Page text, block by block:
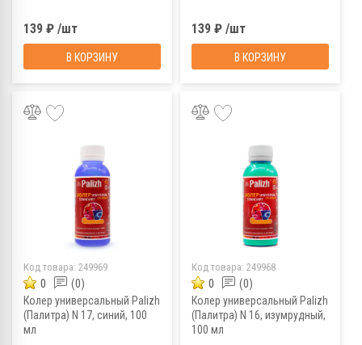
139 ₽ /шт
В КОРЗИНУ
139 ₽ /шт
В КОРЗИНУ
Код товара: 249969
0 (0)
Колер универсальный Palizh
(Палитра) N 17, синий, 100
мл
Код товара: 249968
0 (0)
Колер универсальный Palizh
(Палитра) N 16, изумрудный,
100 мл